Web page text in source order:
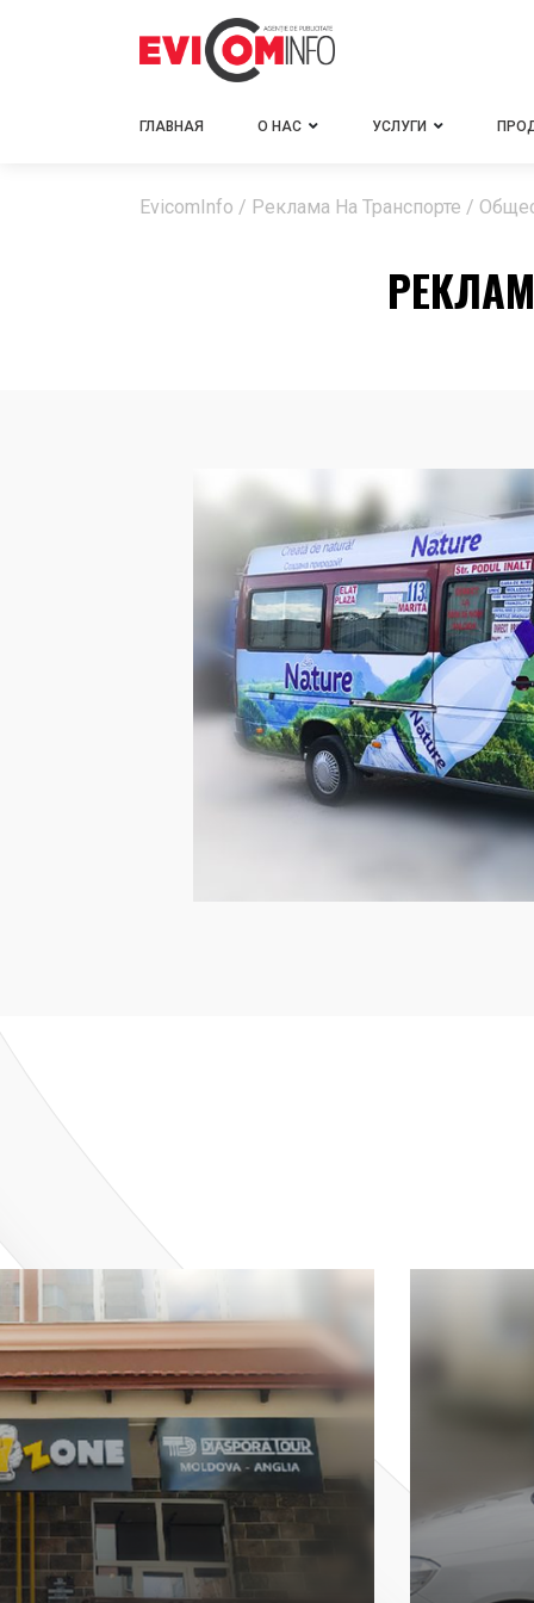
ГЛАВНАЯ О НАС УСЛУГИ
EvicomInfo / Реклама На Транспорте /